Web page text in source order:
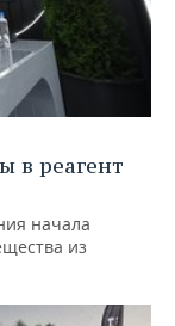
в реагент
начала
из